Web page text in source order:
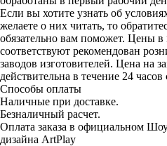
Если вы хотите узнать об
желаете о них читать, то
обязательно вам поможет. Цены
соответствуют рекомендован
заводов изготовителей. Цена на
действительна в течение 24
Способы оплаты
Наличные при доставке.
Безналичный расчет.
Оплата заказа в официальном
дизайна ArtPlay